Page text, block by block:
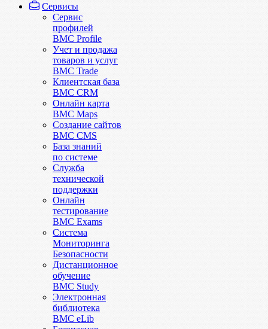
Сервисы
Сервис
профилей
BMC Profile
Учет и продажа
товаров и услуг
BMC Trade
Клиентская база
BMC CRM
Онлайн карта
BMC Maps
Создание сайтов
BMC CMS
База знаний
по системе
Служба
технической
поддержки
Онлайн
тестирование
BMC Exams
Система
Мониторинга
Безопасности
Дистанционное
обучение
BMC Study
Электронная
библиотека
BMC eLib